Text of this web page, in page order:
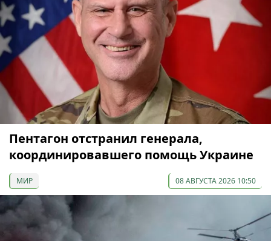
Пентагон отстранил генерала,
координировавшего помощь Украине
МИР 08 АВГУСТА 2026 10:50